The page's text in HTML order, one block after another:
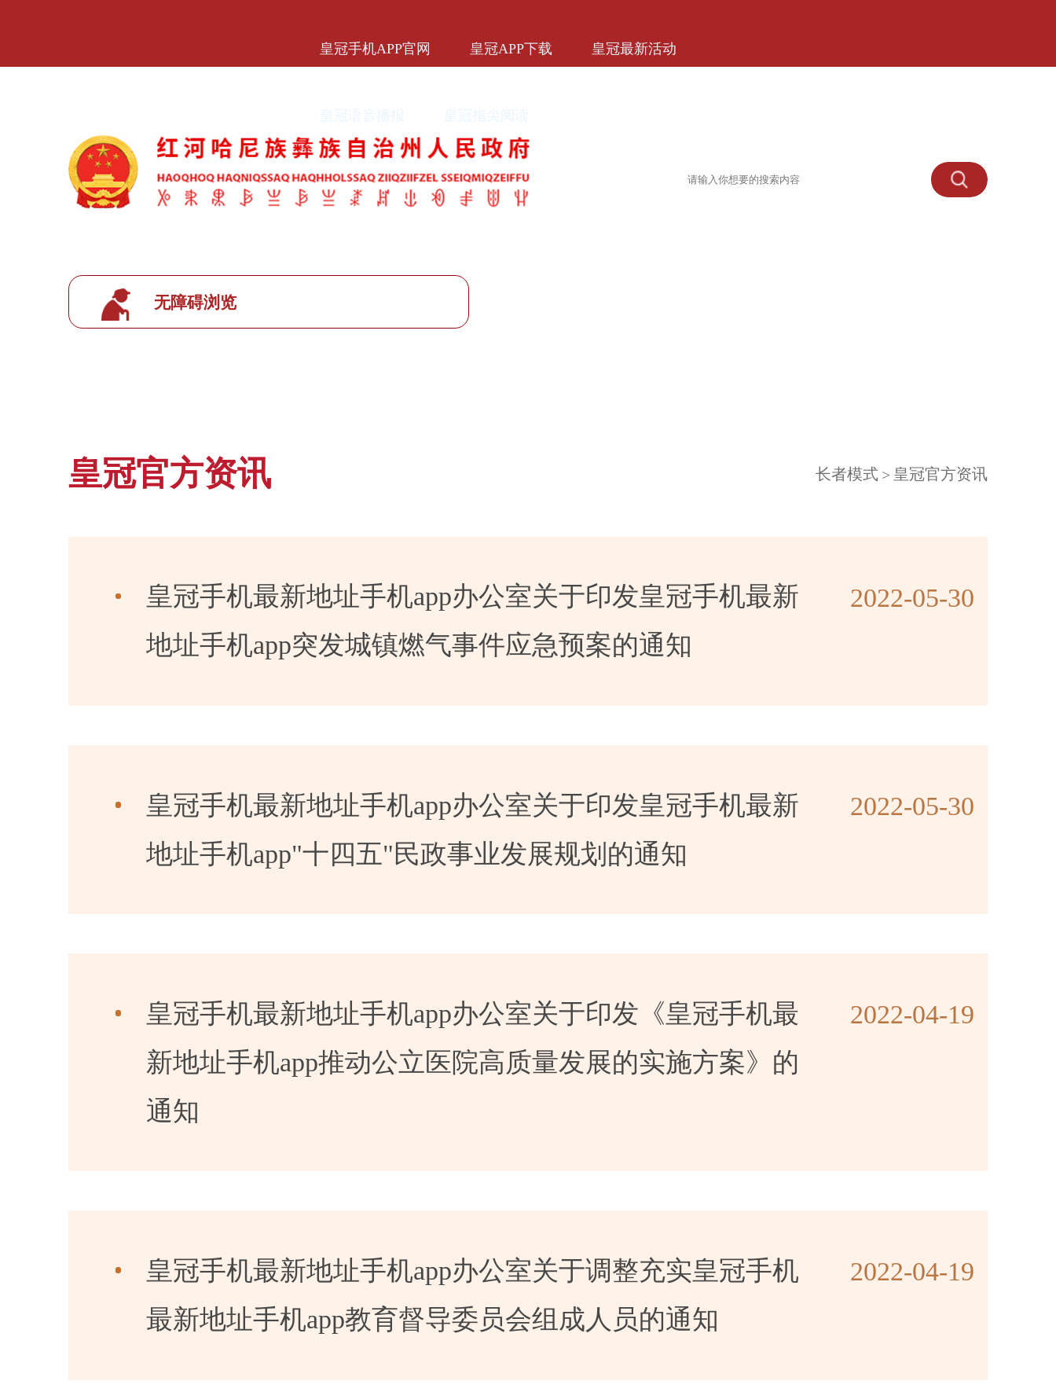
皇冠手机APP官网 皇冠APP下载 皇冠最新活动
无障碍浏览
皇冠官方资讯 长者模式 > 皇冠官方资讯
皇冠手机最新地址手机app办公室关于印发皇冠手机最新
地址手机app突发城镇燃气事件应急预案的通知
2022-05-30
皇冠手机最新地址手机app办公室关于印发皇冠手机最新
地址手机app"十四五"民政事业发展规划的通知
2022-05-30
皇冠手机最新地址手机app办公室关于印发《皇冠手机最
新地址手机app推动公立医院高质量发展的实施方案》的
通知
2022-04-19
皇冠手机最新地址手机app办公室关于调整充实皇冠手机
最新地址手机app教育督导委员会组成人员的通知
2022-04-19